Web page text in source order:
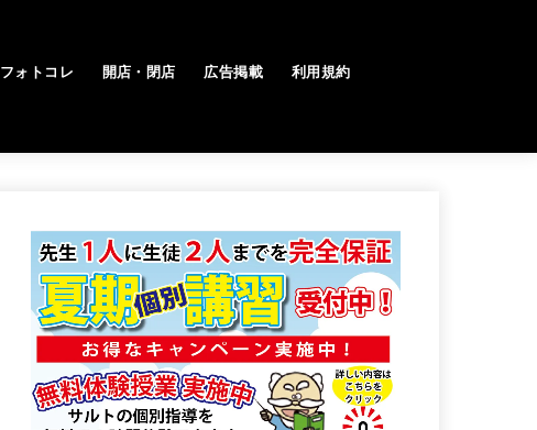
フォトコレ 開店・閉店 広告掲載 利用規約